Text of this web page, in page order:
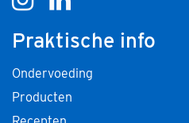
Praktische info
Ondervoeding
Producten